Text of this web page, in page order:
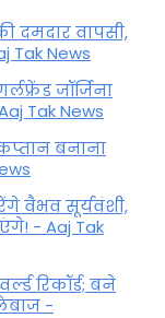
दमदार वापसी,
Tak News
जॉर्जिना
Tak News
बनाना
वैभव सूर्यवंशी,
- Aaj Tak
रिकॉर्ड; बने
-